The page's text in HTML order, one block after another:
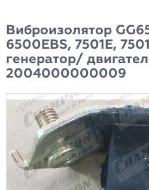
Виброизолятор
6500EBS, 7501Е,
генератор/
2004000000009